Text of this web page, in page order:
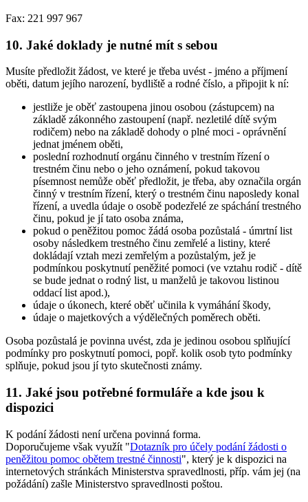
Fax: 221 997 967
10. Jaké doklady je nutné mít s sebou
Musíte předložit žádost, ve které je třeba uvést - jméno a příjmení
oběti, datum jejího narození, bydliště a rodné číslo, a připojit k ní:
jestliže je oběť zastoupena jinou osobou (zástupcem) na
základě zákonného zastoupení (např. nezletilé dítě svým
rodičem) nebo na základě dohody o plné moci - oprávnění
jednat jménem oběti,
poslední rozhodnutí orgánu činného v trestním řízení o
trestném činu nebo o jeho oznámení, pokud takovou
písemnost nemůže oběť předložit, je třeba, aby označila orgán
činný v trestním řízení, který o trestném činu naposledy konal
řízení, a uvedla údaje o osobě podezřelé ze spáchání trestného
činu, pokud je jí tato osoba známa,
pokud o peněžitou pomoc žádá osoba pozůstalá - úmrtní list
osoby následkem trestného činu zemřelé a listiny, které
dokládají vztah mezi zemřelým a pozůstalým, jež je
podmínkou poskytnutí peněžité pomoci (ve vztahu rodič - dítě
se bude jednat o rodný list, u manželů je takovou listinou
oddací list apod.),
údaje o úkonech, které oběť učinila k vymáhání škody,
údaje o majetkových a výdělečných poměrech oběti.
Osoba pozůstalá je povinna uvést, zda je jedinou osobou splňující
podmínky pro poskytnutí pomoci, popř. kolik osob tyto podmínky
splňuje, pokud jsou jí tyto skutečnosti známy.
11. Jaké jsou potřebné formuláře a kde jsou k
dispozici
K podání žádosti není určena povinná forma.
Doporučujeme však využít "Dotazník pro účely podání žádosti o
peněžitou pomoc obětem trestné činnosti", který je k dispozici na
internetových stránkách Ministerstva spravedlnosti, příp. vám jej (na
požádání) zašle Ministerstvo spravedlnosti poštou.